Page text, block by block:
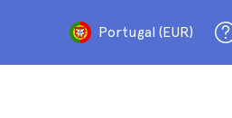
Portugal (EUR)